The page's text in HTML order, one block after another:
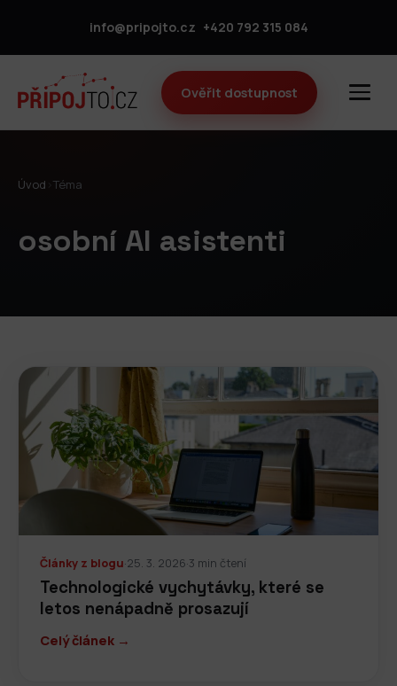
info@pripojto.cz +420 792 315 084
Ověřit dostupnost
Úvod Téma
osobní AI asistenti
Články z blogu·25. 3. 2026·3 min čtení
Technologické vychytávky, které se
letos nenápadně prosazují
Celý článek →